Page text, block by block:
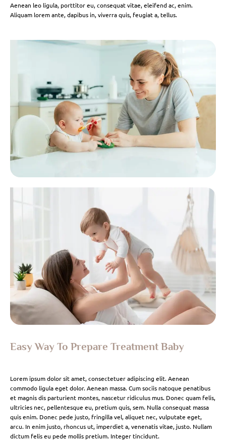
Aenean leo ligula, porttitor eu, consequat vitae, eleifend ac, enim.
Aliquam lorem ante, dapibus in, viverra quis, feugiat a, tellus.
Easy Way To Prepare Treatment Baby
Lorem ipsum dolor sit amet, consectetuer adipiscing elit. Aenean
commodo ligula eget dolor. Aenean massa. Cum sociis natoque penatibus
et magnis dis parturient montes, nascetur ridiculus mus. Donec quam felis,
ultricies nec, pellentesque eu, pretium quis, sem. Nulla consequat massa
quis enim. Donec pede justo, fringilla vel, aliquet nec, vulputate eget,
arcu. In enim justo, rhoncus ut, imperdiet a, venenatis vitae, justo. Nullam
dictum felis eu pede mollis pretium. Integer tincidunt.